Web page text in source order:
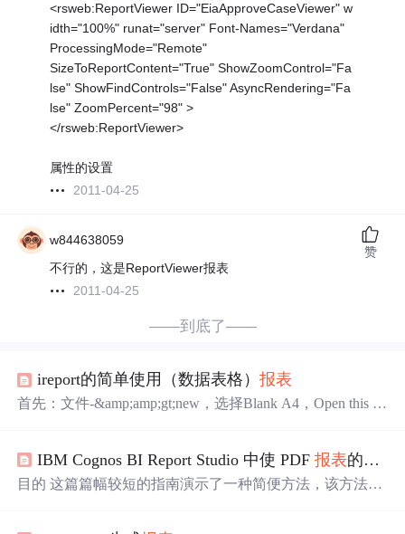
<rsweb:ReportViewer ID="EiaApproveCaseViewer" w
idth="100%" runat="server" Font-Names="Verdana"
ProcessingMode="Remote"
SizeToReportContent="True" ShowZoomControl="Fa
lse" ShowFindControls="False" AsyncRendering="Fa
lse" ZoomPercent="98" >
</rsweb:ReportViewer>
属性的设置
2011-04-25
w844638059
不行的，这是ReportViewer报表
2011-04-25
赞
——到底了——
ireport的简单使用（数据表格）报表
首先：文件-&amp;amp;gt;new，选择Blank A4，Open this te
什么 4、 设置连接驱动 第一步：选择new 第二部：选的Dat
ebase JDBC Connection 第三步： 好了就点击save，会自动
IBM Cognos BI Report Studio 中使 PDF报表的输出适合页面大小
目的 这篇篇幅较短的指南演示了一种简便方法，该方法可